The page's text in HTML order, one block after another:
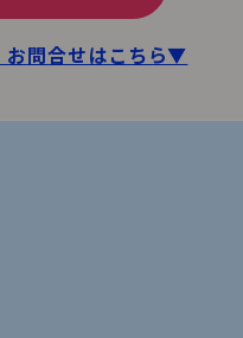
お問合せはこちら▼